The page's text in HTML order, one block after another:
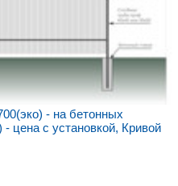
- на бетонных
цена с установкой, Кривой